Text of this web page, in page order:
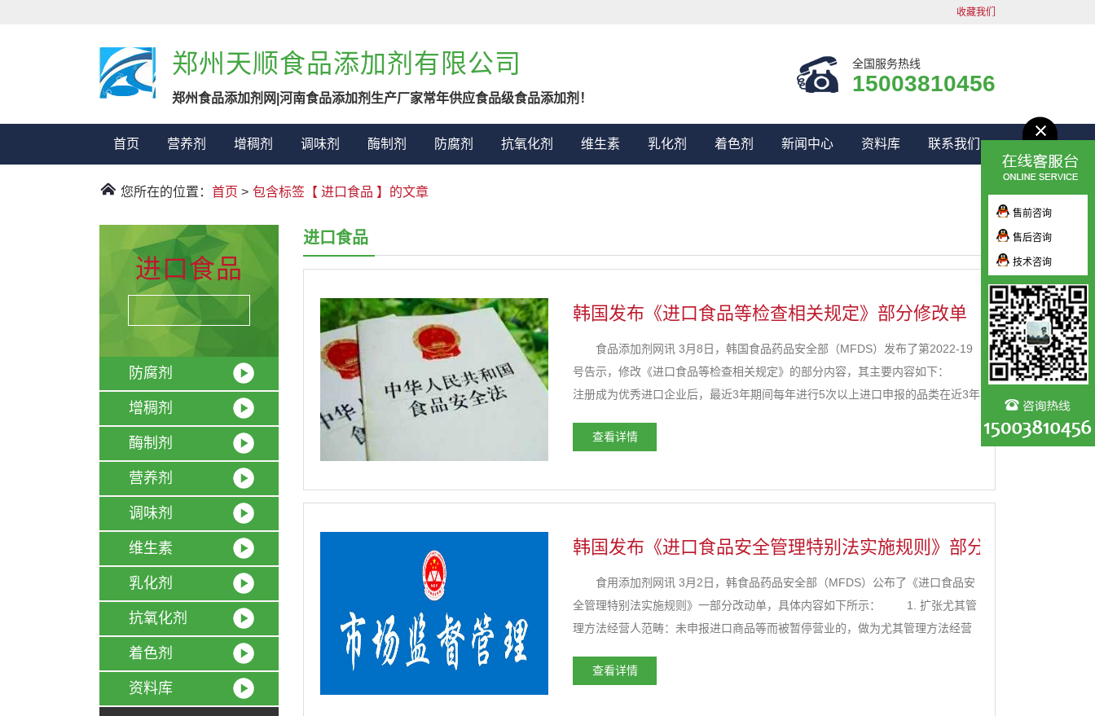
收藏我们
郑州天顺食品添加剂有限公司
郑州食品添加剂网|河南食品添加剂生产厂家常年供应食品级食品添加剂！
全国服务热线
15003810456
首页 营养剂 增稠剂 调味剂 酶制剂 防腐剂 抗氧化剂 维生素 乳化剂 着色剂 新闻中心 资料库 联系我们
您所在的位置： 首页 > 包含标签【 进口食品 】的文章
进口食品
防腐剂
增稠剂
酶制剂
营养剂
调味剂
维生素
乳化剂
抗氧化剂
着色剂
资料库
进口食品
韩国发布《进口食品等检查相关规定》部分修改单
食品添加剂网讯 3月8日，韩国食品药品安全部（MFDS）发布了第2022-19
号告示，修改《进口食品等检查相关规定》的部分内容，其主要内容如下：
注册成为优秀进口企业后，最近3年期间每年进行5次以上进口申报的品类在近3年
口实绩的基准日等流程等。...
查看详情
韩国发布《进口食品安全管理特别法实施规则》部分修改单
食用添加剂网讯 3月2日，韩食品药品安全部（MFDS）公布了《进口食品安
全管理特别法实施规则》一部分改动单，具体内容如下所示： 1. 扩张尤其管
理方法经营人范畴：未申报进口商品等而被暂停营业的，做为尤其管理方法经营
的我国進口肉制品或海产品，务必递交输出...
查看详情
售前咨询
售后咨询
技术咨询